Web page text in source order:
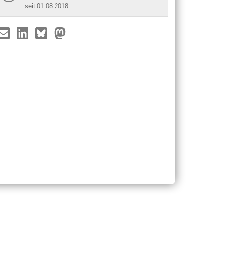
seit 01.08.2018